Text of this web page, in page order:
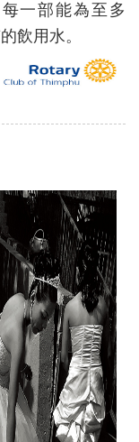
一部能為至多
飲用水。